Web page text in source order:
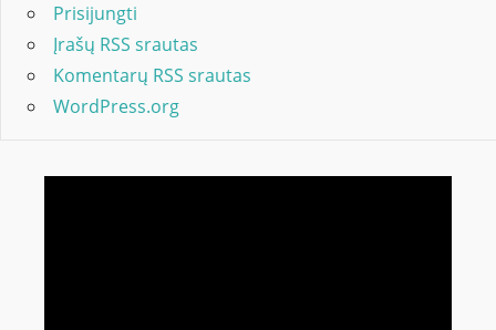
Prisijungti
Įrašų RSS srautas
Komentarų RSS srautas
WordPress.org